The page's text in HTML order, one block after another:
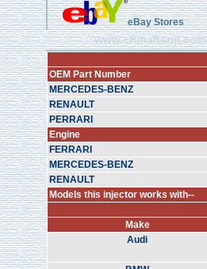
eBay Stores
www.chinahanji.com
OEM Part Number
MERCEDES-BENZ
RENAULT
PERRARI
Engine
FERRARI
MERCEDES-BENZ
RENAULT
Models this injector works with--
Make
Audi